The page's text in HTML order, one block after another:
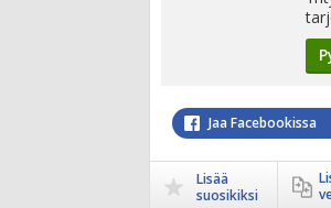
Jaa Facebookissa
Lisää
suosikiksi